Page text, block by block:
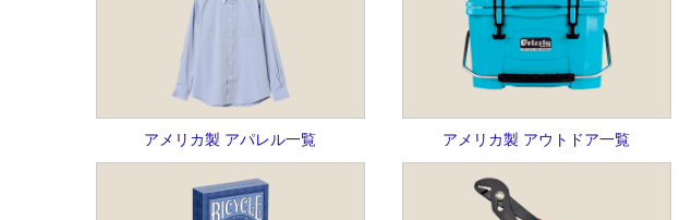
アメリカ製 アパレル一覧 アメリカ製 アウトドア一覧